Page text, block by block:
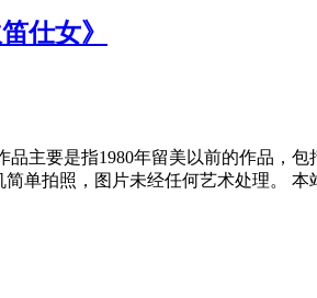
仕女》
品主要是指1980年留美以前的作品，
简单拍照，图片未经任何艺术处理。